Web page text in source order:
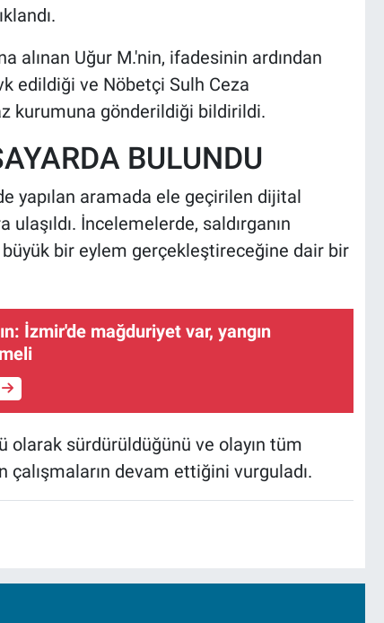
alınan Uğur M.'nin, ifadesinin ardından
edildiği ve Nöbetçi Sulh Ceza
kurumuna gönderildiği bildirildi.
BULUNDU
yapılan aramada ele geçirilen dijital
İncelemelerde, saldırganın
bir eylem gerçekleştireceğine dair bir
İzmir'de mağduriyet var, yangın
olarak sürdürüldüğünü ve olayın tüm
çalışmaların devam ettiğini vurguladı.